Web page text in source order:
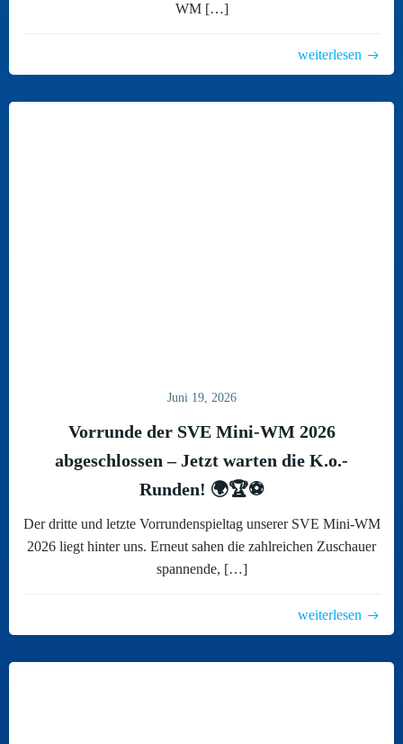
WM […]
weiterlesen
Juni 19, 2026
Vorrunde der SVE Mini-WM 2026
abgeschlossen – Jetzt warten die K.o.-
Runden! 🌍🏆⚽
Der dritte und letzte Vorrundenspieltag unserer SVE Mini-WM
2026 liegt hinter uns. Erneut sahen die zahlreichen Zuschauer
spannende, […]
weiterlesen